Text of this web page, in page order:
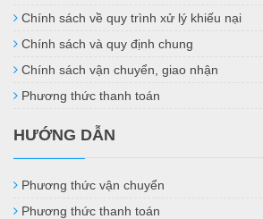
Chính sách về quy trình xử lý khiếu nại
Chính sách và quy định chung
Chính sách vận chuyển, giao nhận
Phương thức thanh toán
HƯỚNG DẪN
Phương thức vận chuyển
Phương thức thanh toán